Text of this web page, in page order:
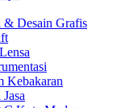
& Desain Grafis
Kebakaran